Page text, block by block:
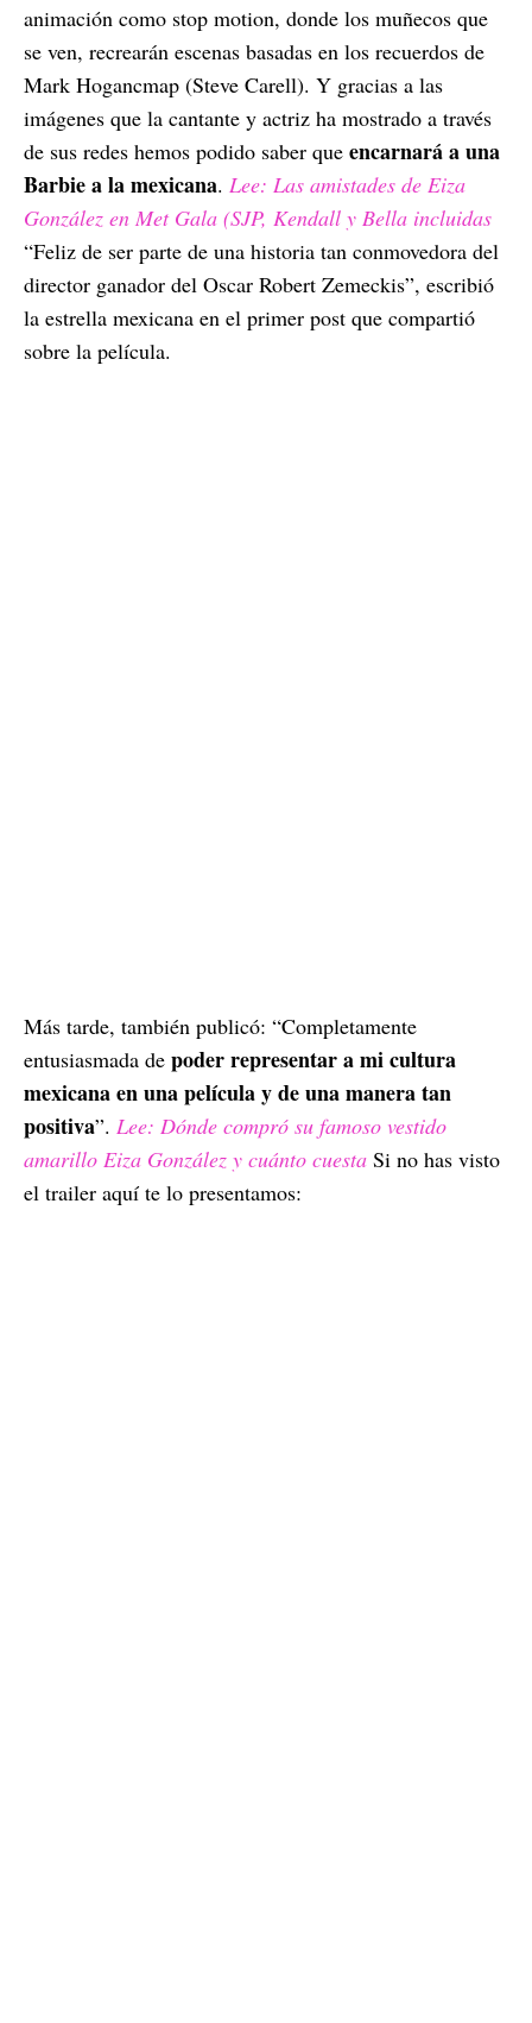
animación como stop motion, donde los muñecos que
se ven, recrearán escenas basadas en los recuerdos de
Mark Hogancmap (Steve Carell). Y gracias a las
imágenes que la cantante y actriz ha mostrado a través
de sus redes hemos podido saber que encarnará a una
Barbie a la mexicana. Lee: Las amistades de Eiza
González en Met Gala (SJP, Kendall y Bella incluidas
“Feliz de ser parte de una historia tan conmovedora del
director ganador del Oscar Robert Zemeckis”, escribió
la estrella mexicana en el primer post que compartió
sobre la película.
Más tarde, también publicó: “Completamente
entusiasmada de poder representar a mi cultura
mexicana en una película y de una manera tan
positiva”. Lee: Dónde compró su famoso vestido
amarillo Eiza González y cuánto cuesta Si no has visto
el trailer aquí te lo presentamos: